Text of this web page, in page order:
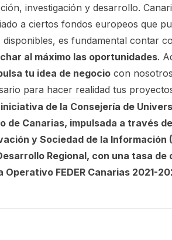
investigación y desarrollo.
a ciertos fondos europeos que
es fundamental contar
al máximo las oportunidades.
tu idea de negocio con
para hacer realidad tus
iniciativa de la Consejería de
de Canarias, impulsada a través
y Sociedad de la Información
Regional, con una tasa
Operativo FEDER Canarias 2021-